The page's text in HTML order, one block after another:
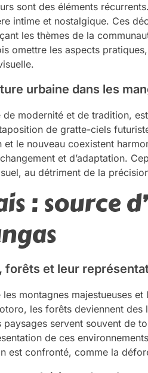
sont des éléments
intime et nostalgique. Ces
les thèmes de la
omettre les aspects
urbaine dans les
de modernité et de tradition,
de gratte-ciels
et le nouveau coexistent
et d’adaptation.
au détriment de la
: source
forêts et leur
montagnes majestueuses
les forêts deviennent
servent souvent de
de ces
est confronté, comme la